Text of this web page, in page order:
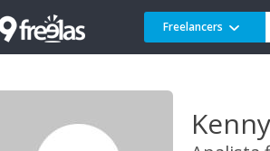
Freelancers